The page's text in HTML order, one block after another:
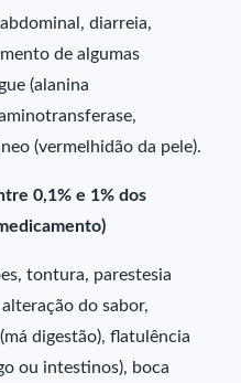
diarreia,
de algumas
(alanina
(vermelhidão da pele).
0,1% e 1% dos
tontura, parestesia
do sabor,
digestão), flatulência
ou intestinos), boca